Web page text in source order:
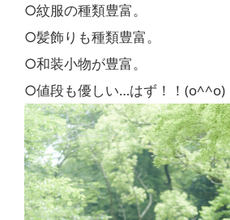
○紋服の種類豊富。
○髪飾りも種類豊富。
○和装小物が豊富。
○値段も優しい…はず！！(o^^o)